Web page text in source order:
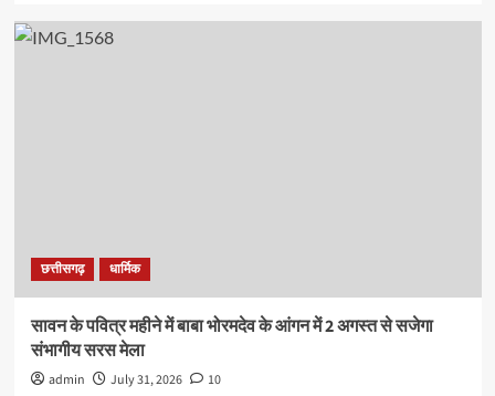
छत्तीसगढ़ धार्मिक
सावन के पवित्र महीने में बाबा भोरमदेव के आंगन में 2 अगस्त से सजेगा
संभागीय सरस मेला
admin July 31, 2026 10